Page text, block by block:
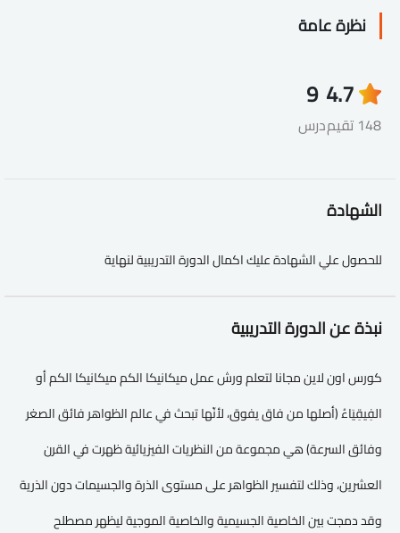
نظرة عامة
4.7
148 تقيم
9
درس
الشهادة
للحصول علي الشهادة عليك اكمال الدورة التدريبية لنهاية
نبذة عن الدورة التدريبية
كورس اون لاين مجانا لتعلم ورش عمل ميكانيكا الكم ميكانيكا الكم أو
الفِيقِيَاءُ (أصلها من فاق يفوق، لأنّها تبحث في عالم الظواهر فائق الصغر
وفائق السرعة) هي مجموعة من النظريات الفيزيائية ظهرت في القرن
العشرين، وذلك لتفسير الظواهر على مستوى الذرة والجسيمات دون الذرية
وقد دمجت بين الخاصية الجسيمية والخاصية الموجية ليظهر مصطلح